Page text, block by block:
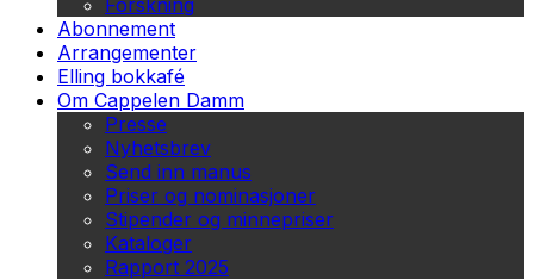
Forskning
Abonnement
Arrangementer
Elling bokkafé
Om Cappelen Damm
Presse
Nyhetsbrev
Send inn manus
Priser og nominasjoner
Stipender og minnepriser
Kataloger
Rapport 2025